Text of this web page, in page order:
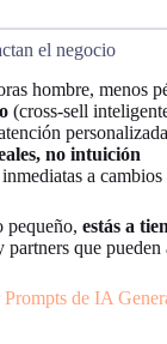
el negocio
hombre, menos
(cross-sell
no intuición
inmediatas a
pequeño, estás a
que pueden
de IA